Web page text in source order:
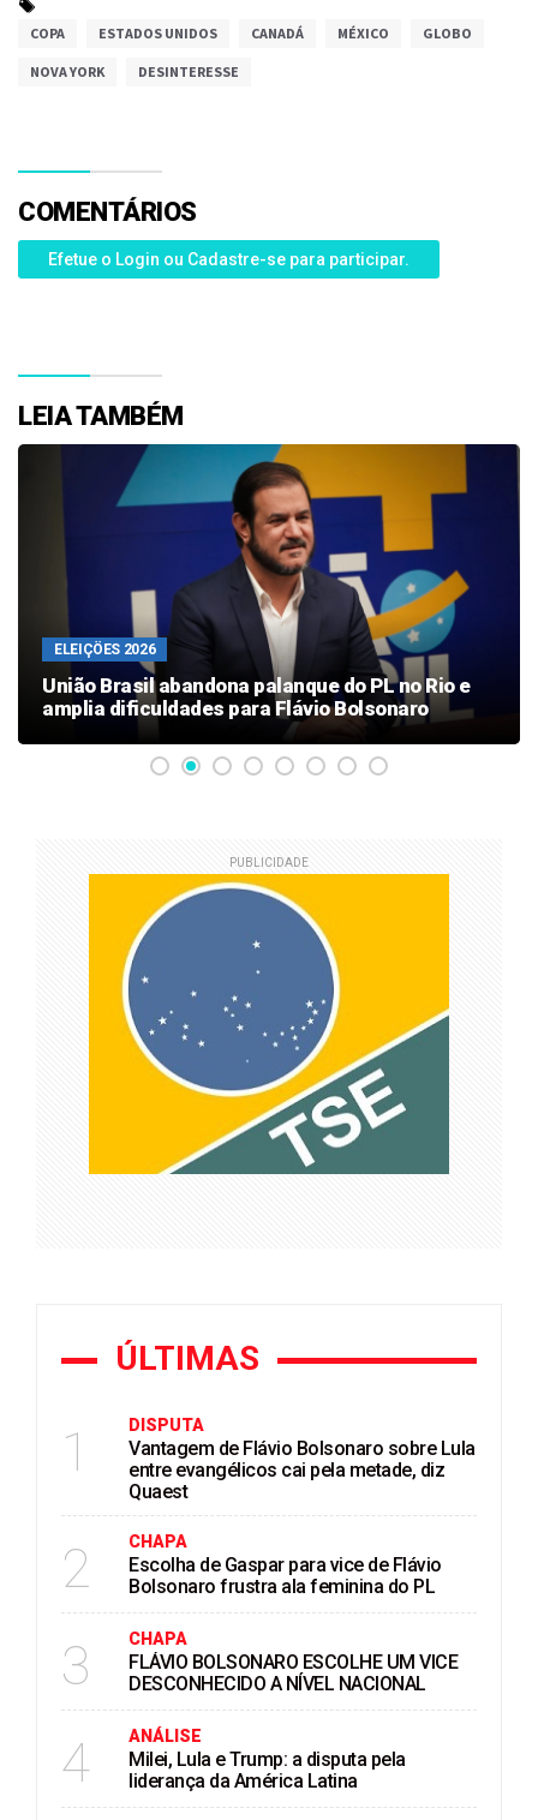
COPA ESTADOS UNIDOS CANADÁ MÉXICO GLOBO
NOVA YORK DESINTERESSE
COMENTÁRIOS
Efetue o Login ou Cadastre-se para participar.
LEIA TAMBÉM
ELEIÇÖES 2026
União Brasil abandona palanque do PL no Rio e
amplia dificuldades para Flávio Bolsonaro
PUBLICIDADE
ÚLTIMAS
1 DISPUTA
Vantagem de Flávio Bolsonaro sobre Lula
entre evangélicos cai pela metade, diz
Quaest
2 CHAPA
Escolha de Gaspar para vice de Flávio
Bolsonaro frustra ala feminina do PL
3 CHAPA
FLÁVIO BOLSONARO ESCOLHE UM VICE
DESCONHECIDO A NÍVEL NACIONAL
4 ANÁLISE
Milei, Lula e Trump: a disputa pela
liderança da América Latina